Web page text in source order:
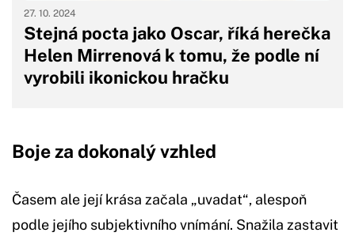
Stejná pocta jako Oscar, říká herečka
Helen Mirrenová k tomu, že podle ní
vyrobili ikonickou hračku
27. 10. 2024
Boje za dokonalý vzhled
Časem ale její krása začala „uvadat“, alespoň
podle jejího subjektivního vnímání. Snažila zastavit